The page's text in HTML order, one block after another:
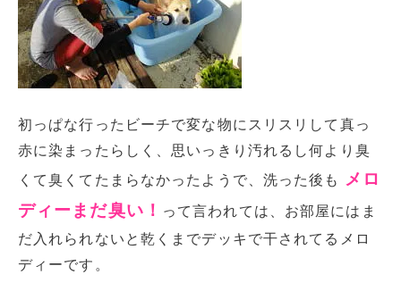
初っぱな行ったビーチで変な物にスリスリして真っ
赤に染まったらしく、思いっきり汚れるし何より臭
くて臭くてたまらなかったようで、洗った後も
メロ
ディーまだ臭い！ って言われては、お部屋にはま
だ入れられないと乾くまでデッキで干されてるメロ
ディーです。